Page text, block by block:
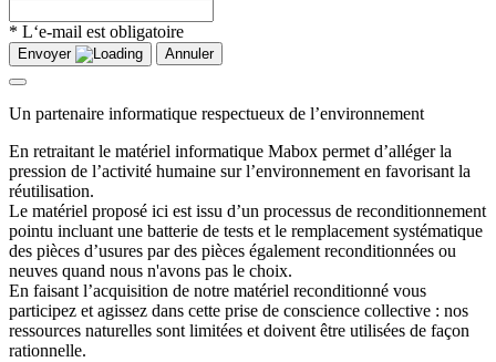
* L‘e-mail est obligatoire
Envoyer Annuler
Un partenaire informatique respectueux de l’environnement
En retraitant le matériel informatique Mabox permet d’alléger la
pression de l’activité humaine sur l’environnement en favorisant la
réutilisation.
Le matériel proposé ici est issu d’un processus de reconditionnement
pointu incluant une batterie de tests et le remplacement systématique
des pièces d’usures par des pièces également reconditionnées ou
neuves quand nous n'avons pas le choix.
En faisant l’acquisition de notre matériel reconditionné vous
participez et agissez dans cette prise de conscience collective : nos
ressources naturelles sont limitées et doivent être utilisées de façon
rationnelle.